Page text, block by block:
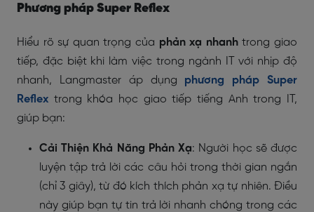
Phương pháp Super Reflex
Hiểu rõ sự quan trọng của phản xạ nhanhtrong giao
tiếp, đặc biệt khi làm việc trong ngành IT với nhịp độ
nhanh, Langmaster áp dụng phương pháp Super
Reflex trong khóa học giao tiếp tiếng Anh trong IT​,
giúp bạn:
Cải Thiện Khả Năng Phản Xạ: Người học sẽ được
luyện tập trả lời các câu hỏi trong thời gian ngắn
(chỉ 3 giây), từ đó kích thích phản xạ tự nhiên. Điều
này giúp bạn tự tin trả lời nhanh chóng trong các